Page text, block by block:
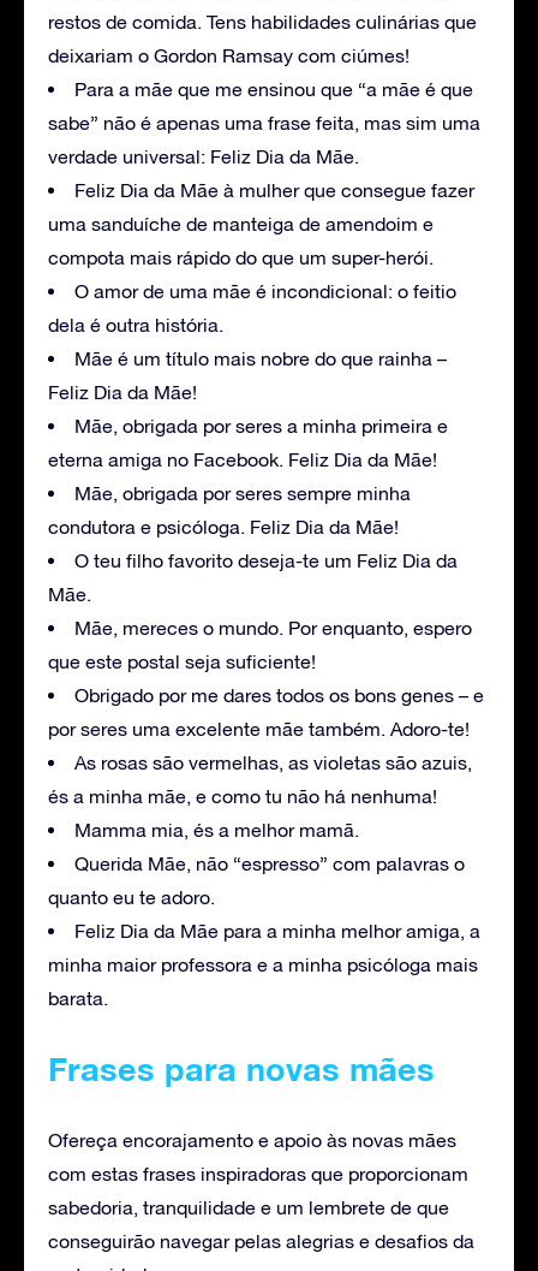
restos de comida. Tens habilidades culinárias que
deixariam o Gordon Ramsay com ciúmes!
Para a mãe que me ensinou que “a mãe é que
sabe” não é apenas uma frase feita, mas sim uma
verdade universal: Feliz Dia da Mãe.
Feliz Dia da Mãe à mulher que consegue fazer
uma sanduíche de manteiga de amendoim e
compota mais rápido do que um super-herói.
O amor de uma mãe é incondicional: o feitio
dela é outra história.
Mãe é um título mais nobre do que rainha –
Feliz Dia da Mãe!
Mãe, obrigada por seres a minha primeira e
eterna amiga no Facebook. Feliz Dia da Mãe!
Mãe, obrigada por seres sempre minha
condutora e psicóloga. Feliz Dia da Mãe!
O teu filho favorito deseja-te um Feliz Dia da
Mãe.
Mãe, mereces o mundo. Por enquanto, espero
que este postal seja suficiente!
Obrigado por me dares todos os bons genes – e
por seres uma excelente mãe também. Adoro-te!
As rosas são vermelhas, as violetas são azuis,
és a minha mãe, e como tu não há nenhuma!
Mamma mia, és a melhor mamã.
Querida Mãe, não “espresso” com palavras o
quanto eu te adoro.
Feliz Dia da Mãe para a minha melhor amiga, a
minha maior professora e a minha psicóloga mais
barata.
Frases para novas mães
Ofereça encorajamento e apoio às novas mães
com estas frases inspiradoras que proporcionam
sabedoria, tranquilidade e um lembrete de que
conseguirão navegar pelas alegrias e desafios da